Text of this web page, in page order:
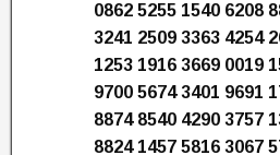
0862 5255 1540 6208
3241 2509 3363 4254
1253 1916 3669 0019
9700 5674 3401 9691
8874 8540 4290 3757
8824 1457 5816 3067